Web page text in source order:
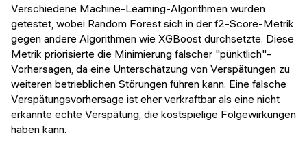
Verschiedene Machine-Learning-Algorithmen wurden
getestet, wobei Random Forest sich in der f2-Score-Metrik
gegen andere Algorithmen wie XGBoost durchsetzte. Diese
Metrik priorisierte die Minimierung falscher "pünktlich"-
Vorhersagen, da eine Unterschätzung von Verspätungen zu
weiteren betrieblichen Störungen führen kann. Eine falsche
Verspätungsvorhersage ist eher verkraftbar als eine nicht
erkannte echte Verspätung, die kostspielige Folgewirkungen
haben kann.